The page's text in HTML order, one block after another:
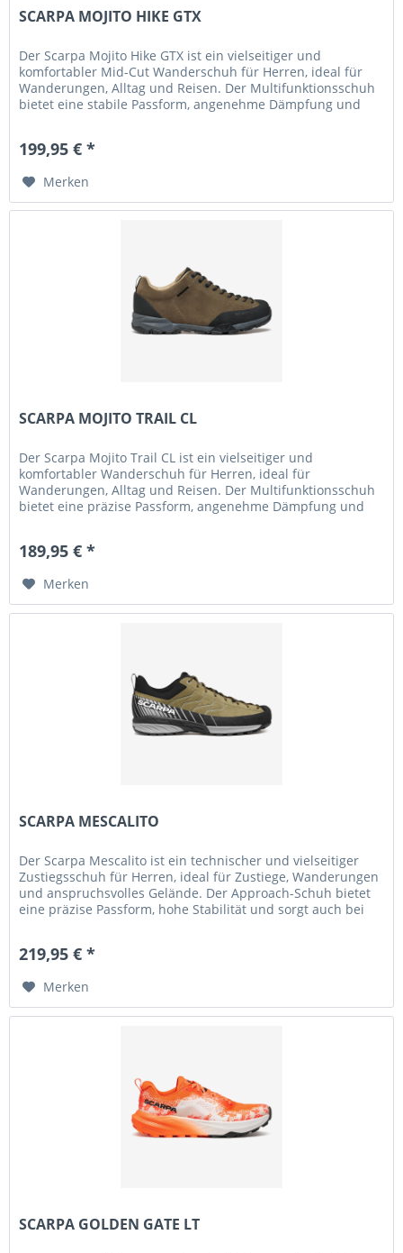
SCARPA MOJITO HIKE GTX
Der Scarpa Mojito Hike GTX ist ein vielseitiger und
komfortabler Mid-Cut Wanderschuh für Herren, ideal für
Wanderungen, Alltag und Reisen. Der Multifunktionsschuh
bietet eine stabile Passform, angenehme Dämpfung und
199,95 € *
Merken
SCARPA MOJITO TRAIL CL
Der Scarpa Mojito Trail CL ist ein vielseitiger und
komfortabler Wanderschuh für Herren, ideal für
Wanderungen, Alltag und Reisen. Der Multifunktionsschuh
bietet eine präzise Passform, angenehme Dämpfung und
189,95 € *
Merken
SCARPA MESCALITO
Der Scarpa Mescalito ist ein technischer und vielseitiger
Zustiegsschuh für Herren, ideal für Zustiege, Wanderungen
und anspruchsvolles Gelände. Der Approach-Schuh bietet
eine präzise Passform, hohe Stabilität und sorgt auch bei
219,95 € *
Merken
SCARPA GOLDEN GATE LT